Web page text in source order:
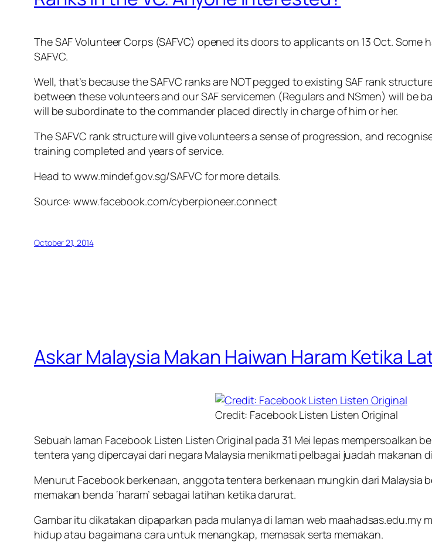
The SAF Volunteer Corps (SAFVC) opened its doors to applicants on 13 Oct.
SAFVC.
Well, that’s because the SAFVC ranks are NOT pegged to existing SAF rank
between these volunteers and our SAF servicemen (Regulars and NSmen) will be
will be subordinate to the commander placed directly in charge of him or her.
The SAFVC rank structure will give volunteers a sense of progression, and
training completed and years of service.
Head to www.mindef.gov.sg/SAFVC for more details.
Source: www.facebook.com/cyberpioneer.connect
October 21, 2014
Askar Malaysia Makan Haiwan Haram Ketika
Credit: Facebook Listen Listen Original
Sebuah laman Facebook Listen Listen Original pada 31 Mei lepas mempersoalkan
tentera yang dipercayai dari negara Malaysia menikmati pelbagai juadah makanan
Menurut Facebook berkenaan, anggota tentera berkenaan mungkin dari Malaysia
memakan benda ‘haram’ sebagai latihan ketika darurat.
Gambar itu dikatakan dipaparkan pada mulanya di laman web
hidup atau bagaimana cara untuk menangkap, memasak serta memakan.